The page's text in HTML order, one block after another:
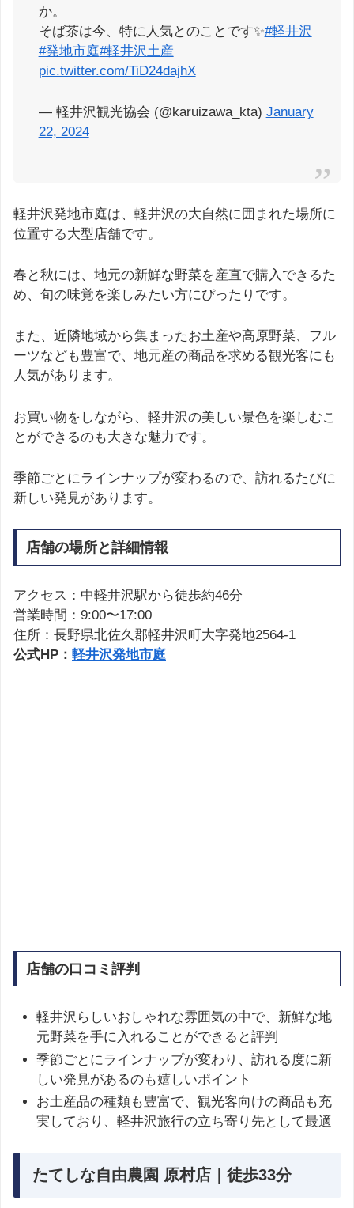
か。
そば茶は今、特に人気とのことです✨#軽井沢
#発地市庭#軽井沢土産
pic.twitter.com/TiD24dajhX
— 軽井沢観光協会 (@karuizawa_kta) January
22, 2024
軽井沢発地市庭は、軽井沢の大自然に囲まれた場所に
位置する大型店舗です。
春と秋には、地元の新鮮な野菜を産直で購入できるた
め、旬の味覚を楽しみたい方にぴったりです。
また、近隣地域から集まったお土産や高原野菜、フル
ーツなども豊富で、地元産の商品を求める観光客にも
人気があります。
お買い物をしながら、軽井沢の美しい景色を楽しむこ
とができるのも大きな魅力です。
季節ごとにラインナップが変わるので、訪れるたびに
新しい発見があります。
店舗の場所と詳細情報
アクセス：中軽井沢駅から徒歩約46分
営業時間：9:00〜17:00
住所：長野県北佐久郡軽井沢町大字発地2564-1
公式HP： 軽井沢発地市庭
店舗の口コミ評判
軽井沢らしいおしゃれな雰囲気の中で、新鮮な地
元野菜を手に入れることができると評判
季節ごとにラインナップが変わり、訪れる度に新
しい発見があるのも嬉しいポイント
お土産品の種類も豊富で、観光客向けの商品も充
実しており、軽井沢旅行の立ち寄り先として最適
たてしな自由農園 原村店｜徒歩33分